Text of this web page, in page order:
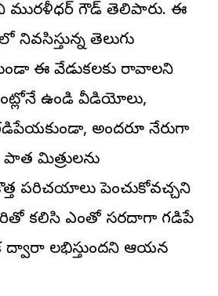
మురళీధర్ గౌడ్ తెలిపారు. ఈ
నివసిస్తున్న తెలుగు
ఈ వేడుకలకు రావాలని
ఉండి వీడియోలు,
అందరూ నేరుగా
మిత్రులను
పరిచయాలు పెంచుకోవచ్చని
కలిసి ఎంతో సరదాగా గడిపే
లభిస్తుందని ఆయన